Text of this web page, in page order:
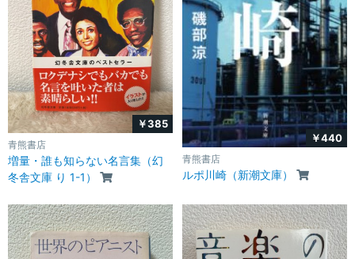
￥385
青熊書店
増量・誰も知らない名言集（幻
冬舎文庫 り 1-1）
￥440
青熊書店
ルポ川崎（新潮文庫）